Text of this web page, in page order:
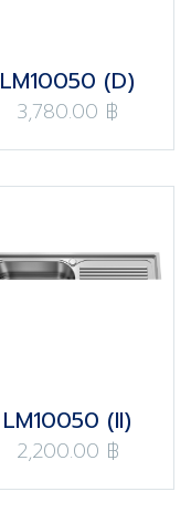
LM10050 (D)
3,780.00 ฿
LM10050 (II)
2,200.00 ฿